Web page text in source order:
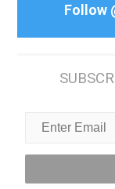
Follow